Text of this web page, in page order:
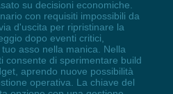
su decisioni economiche.
con requisiti impossibili da
d'uscita per ripristinare la
dopo eventi critici,
asso nella manica. Nella
consente di sperimentare build
aprendo nuove possibilità
operativa. La chiave del